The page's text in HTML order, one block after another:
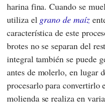
harina fina. Cuando se
utiliza el grano de maíz
característica de este
brotes no se separan del
integral también se puede
antes de molerlo, en lugar
procesarlo para convertirlo
molienda se realiza en